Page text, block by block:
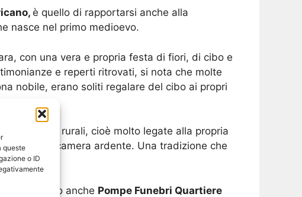
queste
o ID
è quello di rapportarsi anche alla
nasce nel primo medioevo.
con una vera e propria festa di fiori, di cibo e
e reperti ritrovati, si nota che molte
nobile, erano soliti regalare del cibo ai propri
che sono rurali, cioè molto legate alla propria
della camera ardente. Una tradizione che
si chiamano anche Pompe Funebri Quartiere